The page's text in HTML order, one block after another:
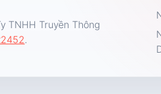
TNHH Truyền Thông
.